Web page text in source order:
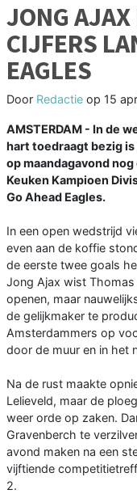
JONG
CIJFERS
EAGLES
Door Redactie op 15
AMSTERDAM - In de
hart toedraagt bezig
op maandagavond
Keuken Kampioen
Go Ahead Eagles.
In een open wedstrijd
even aan de koffie
de eerste twee goals
Jong Ajax wist
openen, maar
de gelijkmaker te
Amsterdammers op
door de muur en in het
Na de rust maakte
Lelieveld, maar de
weer orde op zaken.
Gravenberch te
avond maken na een
vijftiende
2.